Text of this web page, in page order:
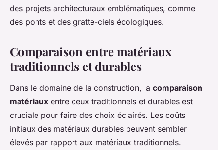
des projets architecturaux emblématiques, comme
des ponts et des gratte-ciels écologiques.
Comparaison entre matériaux
traditionnels et durables
Dans le domaine de la construction, la comparaison
matériaux entre ceux traditionnels et durables est
cruciale pour faire des choix éclairés. Les coûts
initiaux des matériaux durables peuvent sembler
élevés par rapport aux matériaux traditionnels.